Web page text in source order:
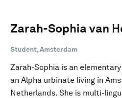
Zarah-Sophia van
Student, Amsterdam
Zarah-Sophia is an
an Alpha urbinate living in
Netherlands. She is multi-